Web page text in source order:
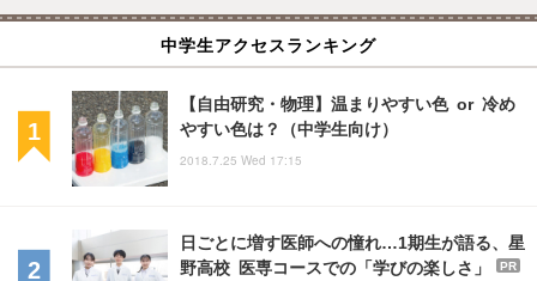
中学生アクセスランキング
【自由研究・物理】温まりやすい色 or 冷め
やすい色は？（中学生向け）
2018.7.25 Wed 17:15
日ごとに増す医師への憧れ…1期生が語る、星
野高校 医専コースでの「学びの楽しさ」
PR